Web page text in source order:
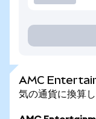
AMC
気の通貨に換算